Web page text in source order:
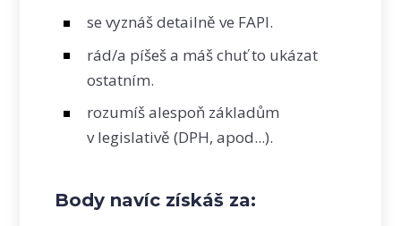
se vyznáš detailně ve FAPI.
rád/a píšeš a máš chuť to ukázat
ostatním.
rozumíš alespoň základům
v legislativě (DPH, apod...).
Body navíc získáš za: